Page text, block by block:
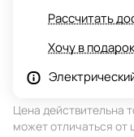
Рассчитать
Хочу в подарок
Цена действительна
может отличаться от